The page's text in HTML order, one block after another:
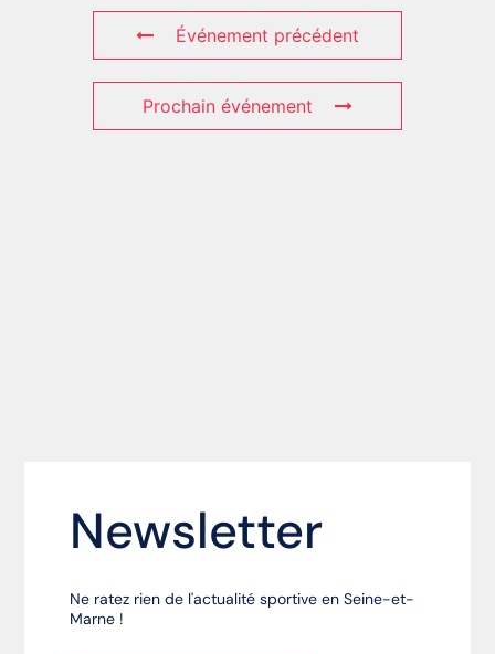
Événement précédent
Prochain événement
Newsletter
Ne ratez rien de l'actualité sportive en Seine-et-
Marne !